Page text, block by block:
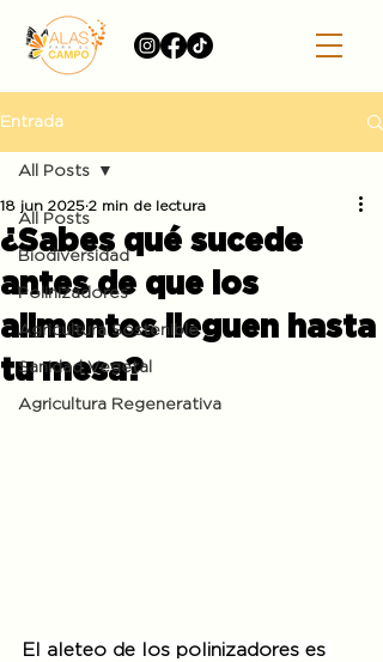
Entrada
All Posts
Biodiversidad
Polinizadores
Agricultura Sostenible
Sanidad Vegetal
Agricultura Regenerativa
All Posts
¿Sabes qué sucede
antes de que los
alimentos lleguen hasta
tu mesa?
18 jun 2025 2 min de lectura
El aleteo de los polinizadores es